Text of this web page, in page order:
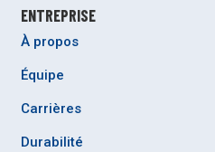
ENTREPRISE
À propos
Équipe
Carrières
Durabilité